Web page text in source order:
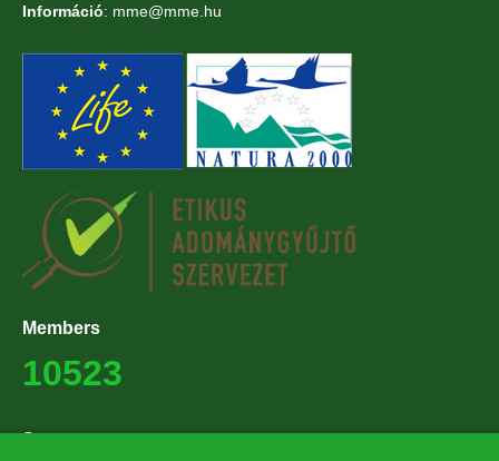
Információ: mme@mme.hu
Members
10523
Supporters